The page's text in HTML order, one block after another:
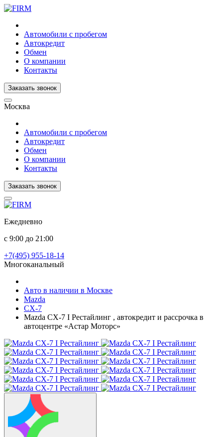
Автомобили с пробегом
Автокредит
Обмен
О компании
Контакты
Заказать звонок
Москва
Автомобили с пробегом
Автокредит
Обмен
О компании
Контакты
Заказать звонок
Ежедневно
с 9:00 до 21:00
+7(495) 955-18-14
Многоканальный
Авто в наличии в Москве
Mazda
CX-7
Mazda CX-7 I Рестайлинг , автокредит и рассрочка в
автоцентре «Астар Моторс»